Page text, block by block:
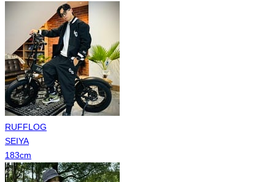
RUFFLOG
SEIYA
183cm